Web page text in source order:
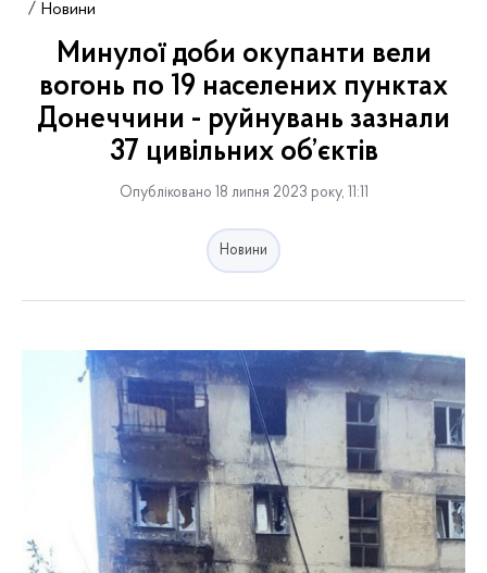
Новини
Минулої доби окупанти вели
вогонь по 19 населених пунктах
Донеччини - руйнувань зазнали
37 цивільних об’єктів
Опубліковано 18 липня 2023 року, 11:11
Новини